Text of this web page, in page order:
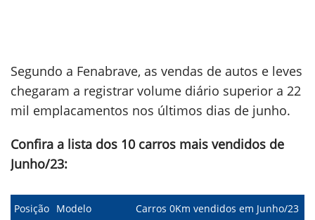
Segundo a Fenabrave, as vendas de autos e leves
chegaram a registrar volume diário superior a 22
mil emplacamentos nos últimos dias de junho.
Confira a lista dos 10 carros mais vendidos de
Junho/23:
Posição Modelo
Carros 0Km vendidos em Junho/23